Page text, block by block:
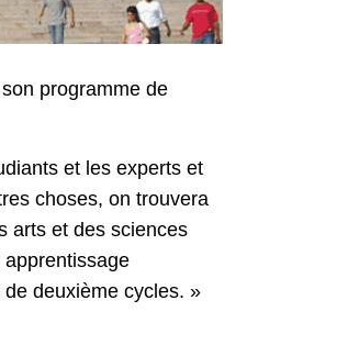
programme de
et les experts et
choses, on trouvera
arts et des sciences
deuxième cycles. »